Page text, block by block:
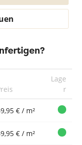
Lage
r
€ / m²
€ / m²